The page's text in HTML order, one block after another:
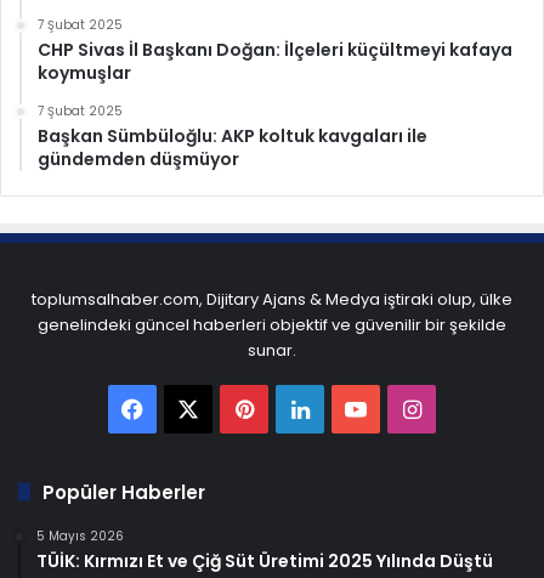
7 Şubat 2025
CHP Sivas İl Başkanı Doğan: İlçeleri küçültmeyi kafaya
koymuşlar
7 Şubat 2025
Başkan Sümbüloğlu: AKP koltuk kavgaları ile
gündemden düşmüyor
toplumsalhaber.com, Dijitary Ajans & Medya iştiraki olup, ülke
genelindeki güncel haberleri objektif ve güvenilir bir şekilde
sunar.
FacebookPinterest
LinkedInYouTubeInstagram
Popüler Haberler
5 Mayıs 2026
TÜİK: Kırmızı Et ve Çiğ Süt Üretimi 2025 Yılında Düştü